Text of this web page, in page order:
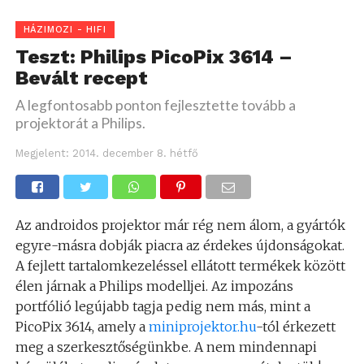
HÁZIMOZI - HIFI
Teszt: Philips PicoPix 3614 –
Bevált recept
A legfontosabb ponton fejlesztette tovább a
projektorát a Philips.
Megjelent: 2014. december 8. hétfő
Az androidos projektor már rég nem álom, a gyártók
egyre-másra dobják piacra az érdekes újdonságokat.
A fejlett tartalomkezeléssel ellátott termékek között
élen járnak a Philips modelljei. Az impozáns
portfólió legújabb tagja pedig nem más, mint a
PicoPix 3614, amely a miniprojektor.hu-tól érkezett
meg a szerkesztőségünkbe. A nem mindennapi